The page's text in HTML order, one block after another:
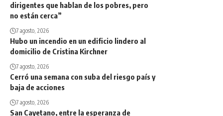
dirigentes que hablan de los pobres, pero
no están cerca”
7 agosto, 2026
Hubo un incendio en un edificio lindero al
domicilio de Cristina Kirchner
7 agosto, 2026
Cerró una semana con suba del riesgo país y
baja de acciones
7 agosto, 2026
San Cayetano, entre la esperanza de